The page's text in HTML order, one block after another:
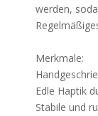
werden,
Merkmale:
Edle Haptik
Stabile und